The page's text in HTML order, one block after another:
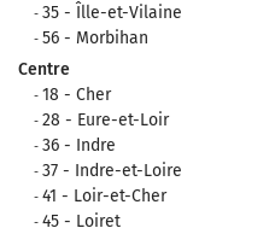
35 - Îlle-et-Vilaine
56 - Morbihan
Centre
18 - Cher
28 - Eure-et-Loir
36 - Indre
37 - Indre-et-Loire
41 - Loir-et-Cher
45 - Loiret